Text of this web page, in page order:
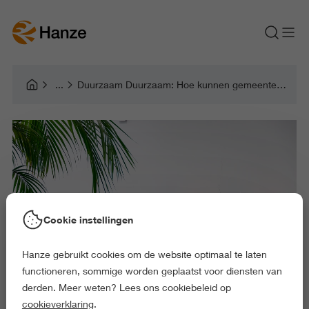
Duurzaam Duurzaam: Hoe kunnen gemeenten duurzaam gedrag van bewoners stimuleren?
Cookie instellingen
Hanze gebruikt cookies om de website optimaal te laten
functioneren, sommige worden geplaatst voor diensten van
derden. Meer weten? Lees ons cookiebeleid op
cookieverklaring.